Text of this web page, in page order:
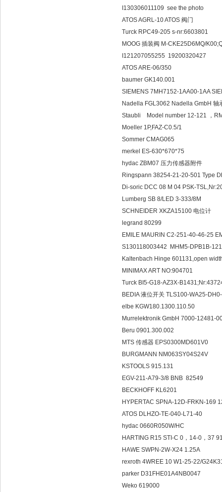
I130306011109 see the photo
ATOS AGRL-10 ATOS 阀门
Turck RPC49-205 s-nr:6603801
MOOG 插装阀 M-CKE25D6MQ/
I121207055255 19200320427
ATOS ARE-06/350
baumer GK140.001
SIEMENS 7MH7152-1AA00-1AA
Nadella FGL3062 Nadella GmbH 轴
Staubli Model number 12-121 ，
Moeller 1P,FAZ-C0.5/1
Sommer CMAG065
merkel ES-630*670*75
hydac ZBM07 压力传感器附件
Ringspann 38254-21-20-501 Type
Di-soric DCC 08 M 04 PSK-
Lumberg SB 8/LED 3-333/8M
SCHNEIDER XKZA15100 电位计
legrand 80299
EMILE MAURIN C2-251-40-46-25
S130118003442 MHM5-DPB1B-
Kaltenbach Hinge 601131,open
MINIMAX ART NO:904701
Turck BI5-G18-AZ3X-
BEDIA 液位开关 TLS100-WA25-
elbe KGW180.1300.110.50
Murrelektronik GmbH 7000-12481-
Beru 0901.300.002
MTS 传感器 EPS0300MD601V0
BURGMANN
KSTOOLS 915.131
EGV-211-A79-3/8 BNB 82549
BECKHOFF KL6201
HYPERTAC SPNA-12D-FRKN-169
ATOS DLHZO-TE-040-L71-40
hydac 0660R050W/HC
HARTING R15 STI-C 0，14-0，37
HAWE SWPN-2W-X24 1.25A
rexroth 4WREE 10 W1-25-22/
parker D31FHE01A4NB0047
Weko 619000